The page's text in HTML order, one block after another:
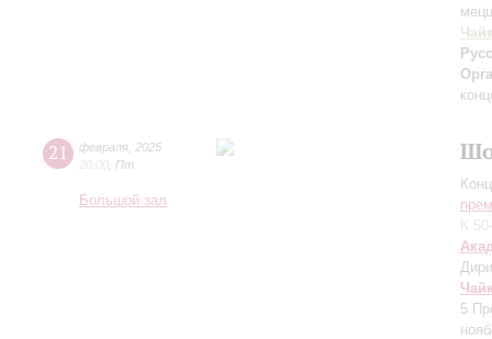
21 февраля 2025
20:00 Пт
Большой зал
К
5